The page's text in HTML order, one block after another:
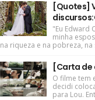
[Quotes]
"Eu Edward
minha
na riqueza e na pobreza, na
[Carta de
O filme tem
decidi
para Lou.